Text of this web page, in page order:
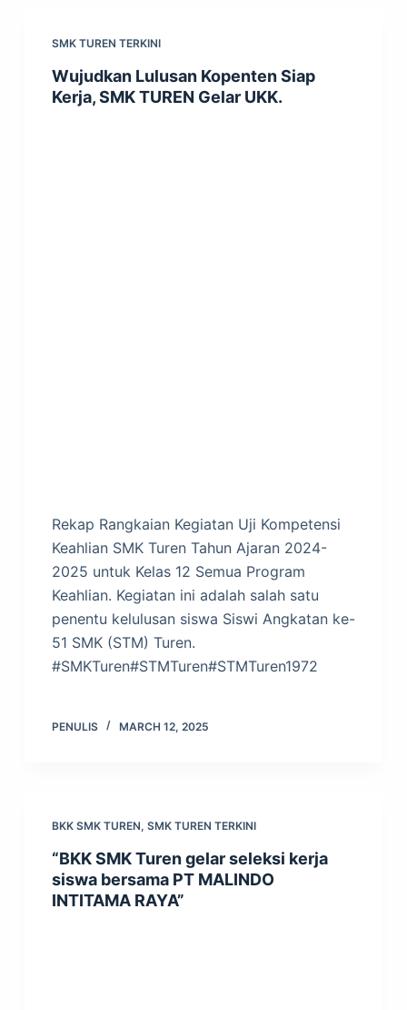
SMK TUREN TERKINI
Wujudkan Lulusan Kopenten Siap
Kerja, SMK TUREN Gelar UKK.
Rekap Rangkaian Kegiatan Uji Kompetensi
Keahlian SMK Turen Tahun Ajaran 2024-
2025 untuk Kelas 12 Semua Program
Keahlian. Kegiatan ini adalah salah satu
penentu kelulusan siswa Siswi Angkatan ke-
51 SMK (STM) Turen.
#SMKTuren#STMTuren#STMTuren1972
PENULIS MARCH 12, 2025
BKK SMK TUREN, SMK TUREN TERKINI
“BKK SMK Turen gelar seleksi kerja
siswa bersama PT MALINDO
INTITAMA RAYA”